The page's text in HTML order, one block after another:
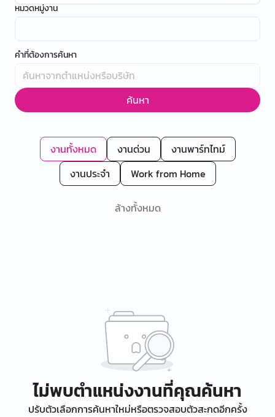
หมวดหมู่งาน
คำที่ต้องการค้นหา
ค้นหา
งานทั้งหมด งานด่วน
งานพาร์ทไทม์
งานประจำ
Work from Home
ล้างทั้งหมด
ไม่พบตำแหน่งงานที่คุณค้นหา
ปรับตัวเลือกการค้นหาใหม่หรือตรวจสอบตัวสะกดอีกครั้ง